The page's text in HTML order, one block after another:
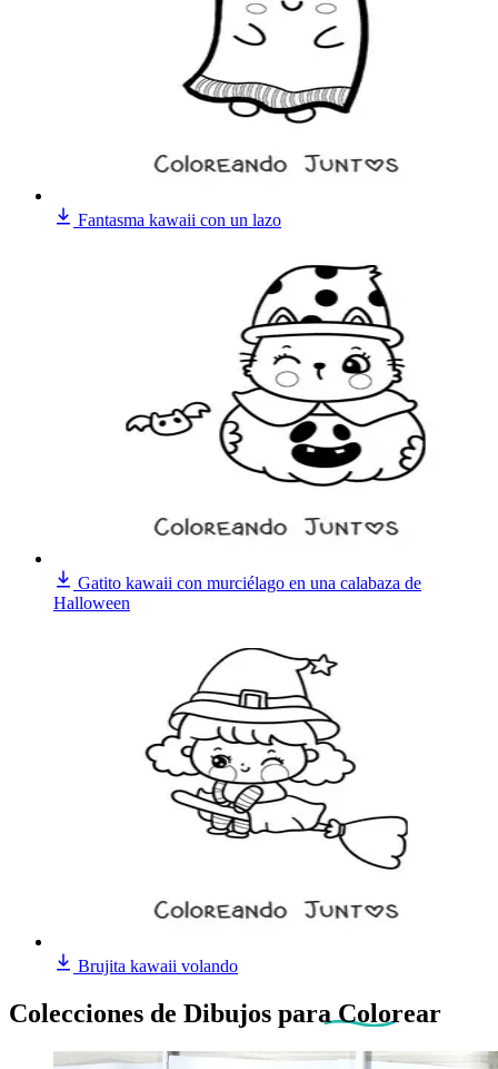
Fantasma kawaii con un lazo
Gatito kawaii con murciélago en una calabaza de
Halloween
Brujita kawaii volando
Colecciones de Dibujos para Colorear